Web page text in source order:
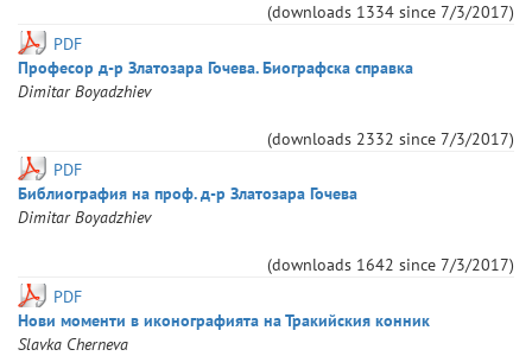
(downloads 1334 since 7/3/2017)
PDF
Професор д-р Златозара Гочева. Биографска справка
Dimitar Boyadzhiev
(downloads 2332 since 7/3/2017)
PDF
Библиография на проф. д-р Златозара Гочева
Dimitar Boyadzhiev
(downloads 1642 since 7/3/2017)
PDF
Нови моменти в иконографията на Тракийския конник
Slavka Cherneva